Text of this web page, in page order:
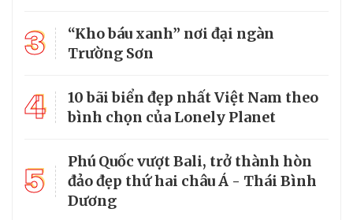
3
“Kho báu xanh” nơi đại ngàn
Trường Sơn
4
10 bãi biển đẹp nhất Việt Nam theo
bình chọn của Lonely Planet
5
Phú Quốc vượt Bali, trở thành hòn
đảo đẹp thứ hai châu Á - Thái Bình
Dương